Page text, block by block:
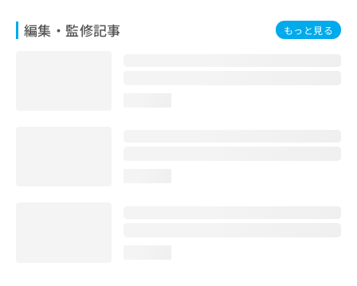
編集・監修記事 もっと見る